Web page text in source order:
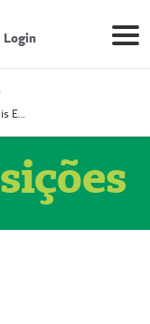
Login
Prestador Decordis Exames Cardiológicos LTDA (51004346-0)